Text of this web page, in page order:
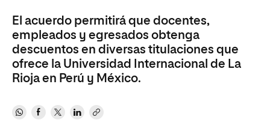
El acuerdo permitirá que docentes,
empleados y egresados obtenga
descuentos en diversas titulaciones que
ofrece la Universidad Internacional de La
Rioja en Perú y México.